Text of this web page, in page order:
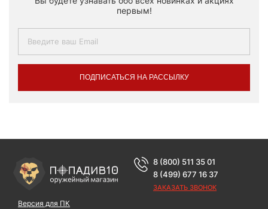
первым!
ПОДПИСАТЬСЯ НА РАССЫЛКУ
Версия для ПК
8 (800) 511 35 01
8 (499) 677 16 37
ЗАКАЗАТЬ ЗВОНОК